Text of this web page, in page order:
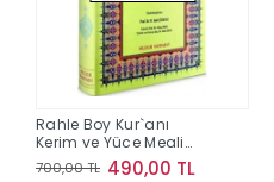
Rahle Boy Kur`anı
Kerim ve Yüce Meali
(Hafız Osman Hattı)
700,00 TL 490,00 TL